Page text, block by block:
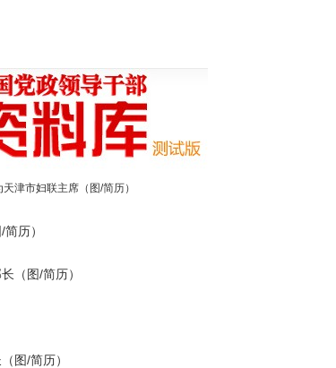
津市妇联主席（图/简历）
历）
（图/简历）
图/简历）